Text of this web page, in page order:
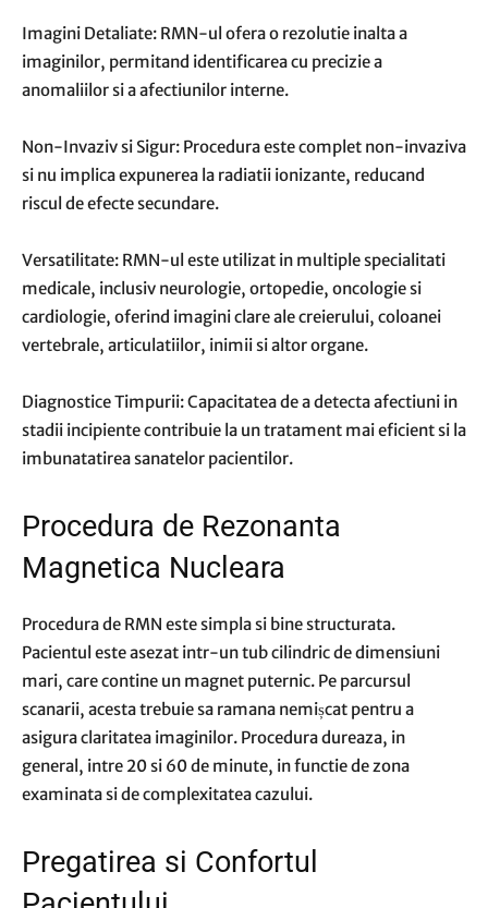
Imagini Detaliate: RMN-ul ofera o rezolutie inalta a
imaginilor, permitand identificarea cu precizie a
anomaliilor si a afectiunilor interne.
Non-Invaziv si Sigur: Procedura este complet non-invaziva
si nu implica expunerea la radiatii ionizante, reducand
riscul de efecte secundare.
Versatilitate: RMN-ul este utilizat in multiple specialitati
medicale, inclusiv neurologie, ortopedie, oncologie si
cardiologie, oferind imagini clare ale creierului, coloanei
vertebrale, articulatiilor, inimii si altor organe.
Diagnostice Timpurii: Capacitatea de a detecta afectiuni in
stadii incipiente contribuie la un tratament mai eficient si la
imbunatatirea sanatelor pacientilor.
Procedura de Rezonanta
Magnetica Nucleara
Procedura de RMN este simpla si bine structurata.
Pacientul este asezat intr-un tub cilindric de dimensiuni
mari, care contine un magnet puternic. Pe parcursul
scanarii, acesta trebuie sa ramana nemișcat pentru a
asigura claritatea imaginilor. Procedura dureaza, in
general, intre 20 si 60 de minute, in functie de zona
examinata si de complexitatea cazului.
Pregatirea si Confortul